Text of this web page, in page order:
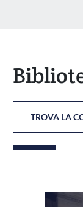
TROVA LA